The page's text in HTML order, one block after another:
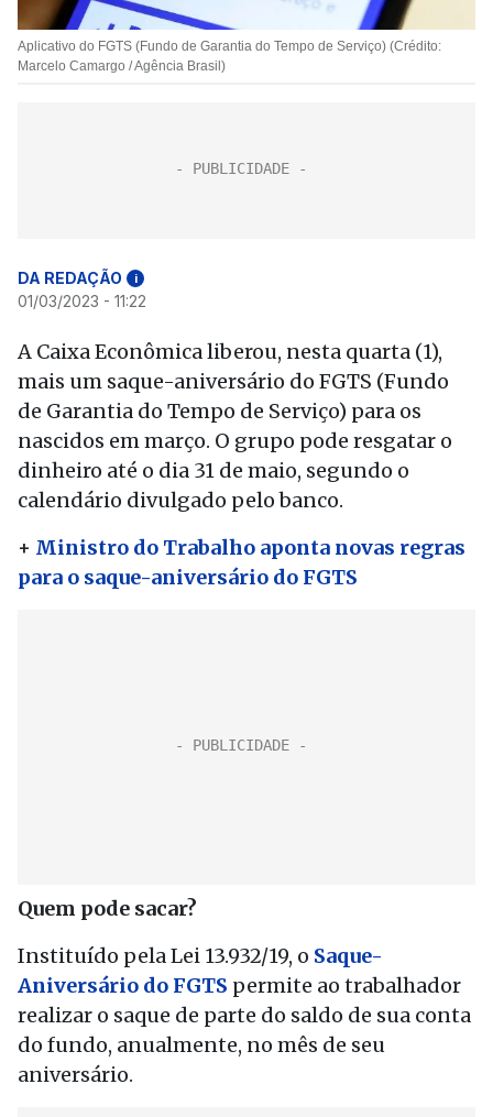
Aplicativo do FGTS (Fundo de Garantia do Tempo de Serviço) (Crédito:
Marcelo Camargo / Agência Brasil)
DA REDAÇÃO i
01/03/2023 - 11:22
A Caixa Econômica liberou, nesta quarta (1),
mais um saque-aniversário do FGTS (Fundo
de Garantia do Tempo de Serviço) para os
nascidos em março. O grupo pode resgatar o
dinheiro até o dia 31 de maio, segundo o
calendário divulgado pelo banco.
+ Ministro do Trabalho aponta novas regras
para o saque-aniversário do FGTS
Quem pode sacar?
Instituído pela Lei 13.932/19, o Saque-
Aniversário do FGTS permite ao trabalhador
realizar o saque de parte do saldo de sua conta
do fundo, anualmente, no mês de seu
aniversário.